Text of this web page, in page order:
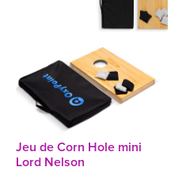
Jeu de Corn Hole mini
Lord Nelson